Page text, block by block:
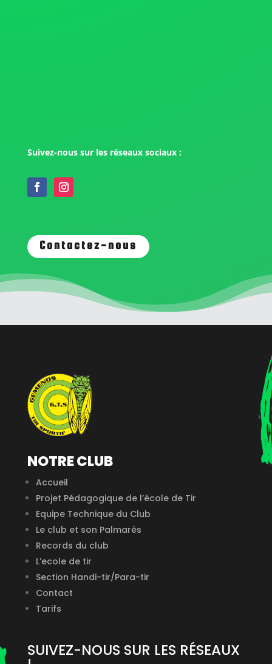
Suivez-nous sur les réseaux sociaux :
Contactez-nous
NOTRE CLUB
Accueil
Projet Pédagogique de l’école de Tir
Equipe Technique du Club
Le club et son Palmarès
Records du club
L’ecole de tir
Section Handi-tir/Para-tir
Contact
Tarifs
SUIVEZ-NOUS SUR LES RÉSEAUX